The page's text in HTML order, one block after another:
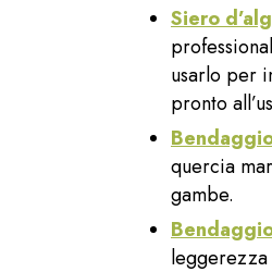
Siero
usarlo per
pronto
quercia
gambe.